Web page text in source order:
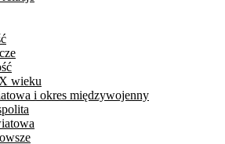
wieku
i okres międzywojenny